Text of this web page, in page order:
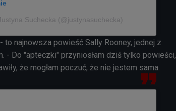
Suchecka (@justynasuchecka)
to najnowsza powieść Sally Rooney, jednej z
- Do "apteczki" przyniosłam dziś tylko powieści,
że mogłam poczuć, że nie jestem sama.